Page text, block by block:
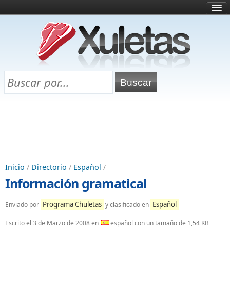
¿Qué es esto?
Directorio
Chuletas para exámenes
Inicio / Directorio / Español /
Información gramatical
Enviado por Programa Chuletas y clasificado en Español
Escrito el 3 de Marzo de 2008en español con un tamaño de 1,54 KB